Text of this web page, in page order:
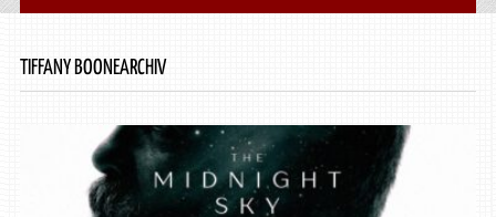
TIFFANY BOONEARCHIV